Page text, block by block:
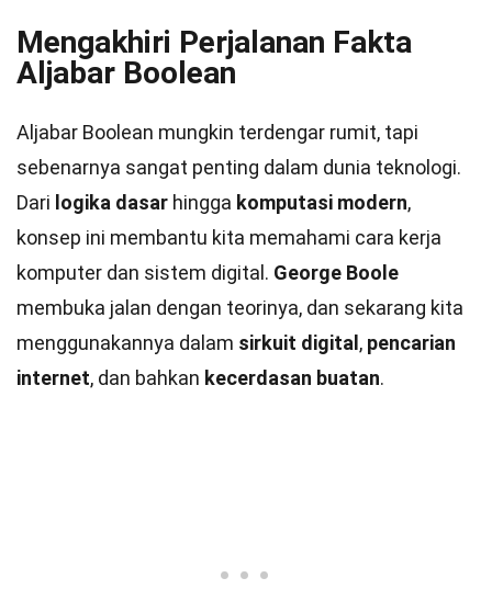
Mengakhiri Perjalanan Fakta
Aljabar Boolean
Aljabar Boolean mungkin terdengar rumit, tapi
sebenarnya sangat penting dalam dunia teknologi.
Dari logika dasar hingga komputasi modern,
konsep ini membantu kita memahami cara kerja
komputer dan sistem digital. George Boole
membuka jalan dengan teorinya, dan sekarang kita
menggunakannya dalam sirkuit digital , pencarian
internet, dan bahkan kecerdasan buatan.